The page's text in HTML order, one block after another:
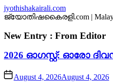
Skip
to
content
jyothishakairali.com
ജ്യോതിഷകൈരളി.com |
New Entry : From Editor
2026 ഓഗസ്റ്റ്: ഓരോ
August 4, 2026August 4, 2026